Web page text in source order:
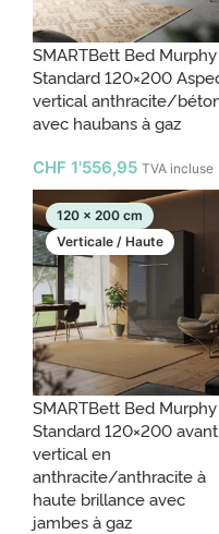
SMARTBett Bed Murphy
Standard 120×200
vertical anthracite/
avec haubans à gaz
CHF 1'556,95 TVA incluse
120 x 200 cm
Verticale / Haute
SMARTBett Bed Murphy
Standard 120×200 avant
vertical en
anthracite/anthracite à
haute brillance avec
jambes à gaz